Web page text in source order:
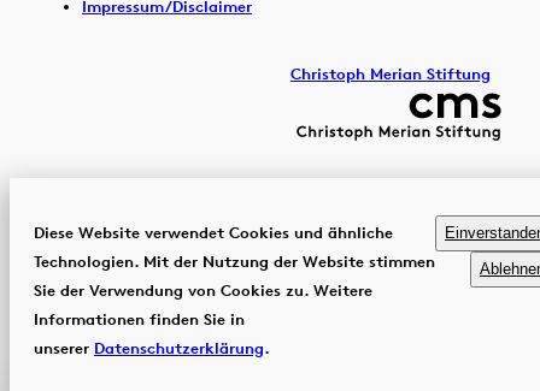
Impressum/Disclaimer
Christoph Merian Stiftung
Diese Website verwendet Cookies und ähnliche
Technologien. Mit der Nutzung der Website stimmen
Sie der Verwendung von Cookies zu. Weitere
Informationen finden Sie in
unserer Datenschutzerklärung.